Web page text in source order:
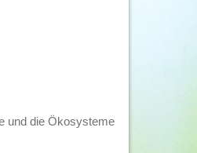
und die Ökosysteme